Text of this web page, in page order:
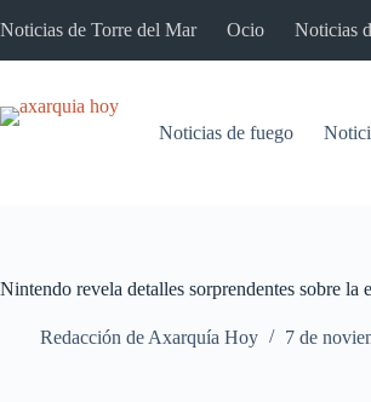
al
Noticias de Torre del Mar Ocio Noticias
Noticias de fuego
Nintendo revela detalles sorprendentes sobre la
Redacción de Axarquía Hoy 7 de